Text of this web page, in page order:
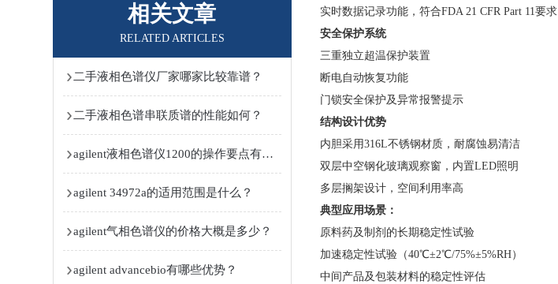
相关文章
RELATED ARTICLES
二手液相色谱仪厂家哪家比较靠谱？
二手液相色谱串联质谱的性能如何？
agilent液相色谱仪1200的操作要点有哪些？
agilent 34972a的适用范围是什么？
agilent气相色谱仪的价格大概是多少？
agilent advancebio有哪些优势？
实时数据记录功能，符合FDA 21 CFR Part 11要求
​安全保护系统​
三重独立超温保护装置
断电自动恢复功能
门锁安全保护及异常报警提示
​结构设计优势​
内胆采用316L不锈钢材质，耐腐蚀易清洁
双层中空钢化玻璃观察窗，内置LED照明
多层搁架设计，空间利用率高
​典型应用场景：​
原料药及制剂的长期稳定性试验
加速稳定性试验（40℃±2℃/75%±5%RH）
中间产品及包装材料的稳定性评估